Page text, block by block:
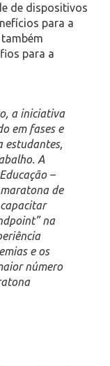
de dispositivos
para a
para a
a iniciativa
em fases e
estudantes,
A
–
de
na
e os
número